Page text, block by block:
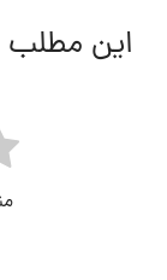
این مطلب